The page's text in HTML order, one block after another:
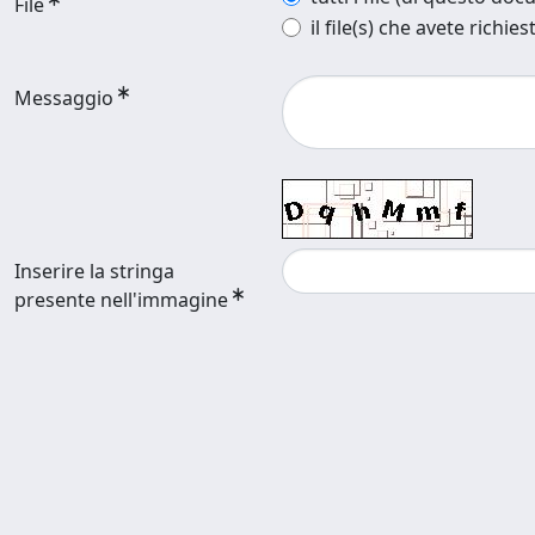
il file(s) che avete
Messaggio
Inserire la stringa
presente nell'immagine